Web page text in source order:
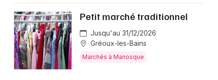
Petit marché traditionnel
Jusqu'au 31/12/2026
Gréoux-les-Bains
Marchés à Manosque